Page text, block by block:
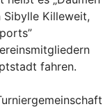
Sibylle Killeweit,
fahren.